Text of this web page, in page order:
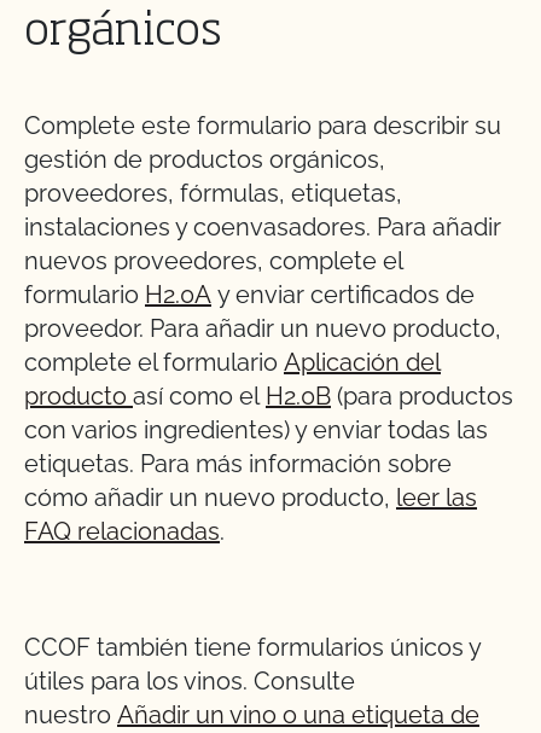
orgánicos
Complete este formulario para describir su
gestión de productos orgánicos,
proveedores, fórmulas, etiquetas,
instalaciones y coenvasadores. Para añadir
nuevos proveedores, complete el
formulario H2.0A y enviar certificados de
proveedor. Para añadir un nuevo producto,
complete el formulario Aplicación del
producto así como el H2.0B (para productos
con varios ingredientes) y enviar todas las
etiquetas. Para más información sobre
cómo añadir un nuevo producto, leer las
FAQ relacionadas.
CCOF también tiene formularios únicos y
útiles para los vinos. Consulte
nuestro Añadir un vino o una etiqueta de